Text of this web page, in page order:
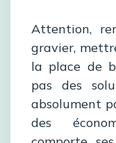
Attention,
gravier,
la place de
pas des
absolument
des